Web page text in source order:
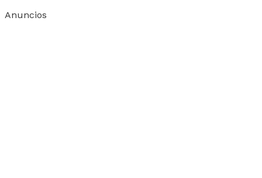
Anuncios